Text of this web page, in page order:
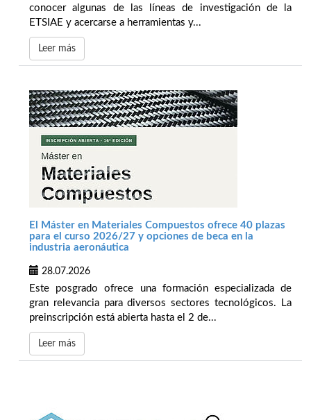
conocer algunas de las líneas de investigación de la
ETSIAE y acercarse a herramientas y...
Leer más
El Máster en Materiales Compuestos ofrece 40 plazas
para el curso 2026/27 y opciones de beca en la
industria aeronáutica
28.07.2026
Este posgrado ofrece una formación especializada de
gran relevancia para diversos sectores tecnológicos. La
preinscripción está abierta hasta el 2 de...
Leer más